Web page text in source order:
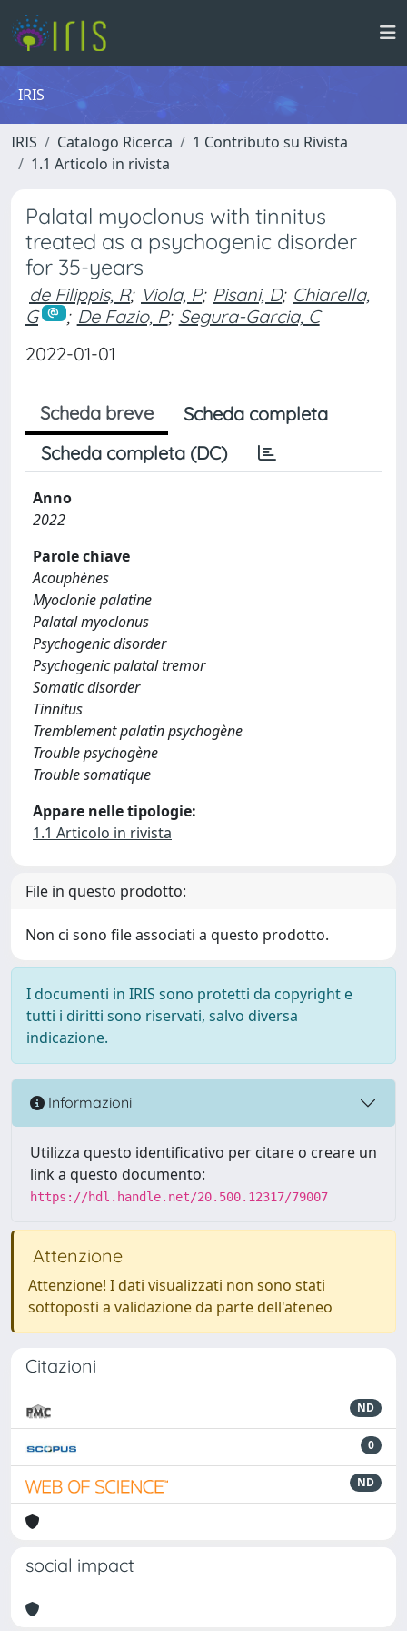
IRIS
IRIS Catalogo Ricerca
1 Contributo su Rivista
1.1 Articolo in rivista
Palatal myoclonus with tinnitus
treated as a psychogenic disorder
for 35-years
de Filippis, R; Viola, P; Pisani, D; Chiarella,
G
; De Fazio, P; Segura-Garcia, C
2022-01-01
Scheda breve
Scheda completa
Scheda completa (DC)
Anno
2022
Parole chiave
Acouphènes
Myoclonie palatine
Palatal myoclonus
Psychogenic disorder
Psychogenic palatal tremor
Somatic disorder
Tinnitus
Tremblement palatin psychogène
Trouble psychogène
Trouble somatique
Appare nelle tipologie:
1.1 Articolo in rivista
File in questo prodotto:
Non ci sono file associati a questo prodotto.
I documenti in IRIS sono protetti da copyright e
tutti i diritti sono riservati, salvo diversa
indicazione.
Informazioni
Utilizza questo identificativo per citare o creare un
link a questo documento:
https://hdl.handle.net/20.500.12317/79007
Attenzione
Attenzione! I dati visualizzati non sono stati
sottoposti a validazione da parte dell'ateneo
Citazioni
ND
0
ND
social impact